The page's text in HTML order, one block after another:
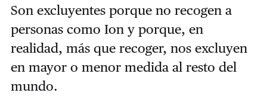
Son excluyentes porque no recogen a
personas como Ion y porque, en
realidad, más que recoger, nos excluyen
en mayor o menor medida al resto del
mundo.